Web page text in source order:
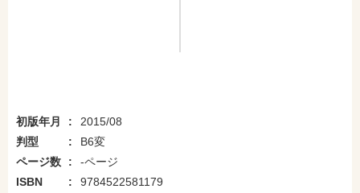
初版年月
2015/08
判型
B6変
ページ数
-ページ
ISBN
9784522581179